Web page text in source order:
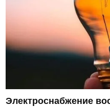
Электроснабжение